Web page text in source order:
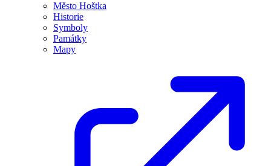
Město Hoštka
Historie
Symboly
Památky
Mapy